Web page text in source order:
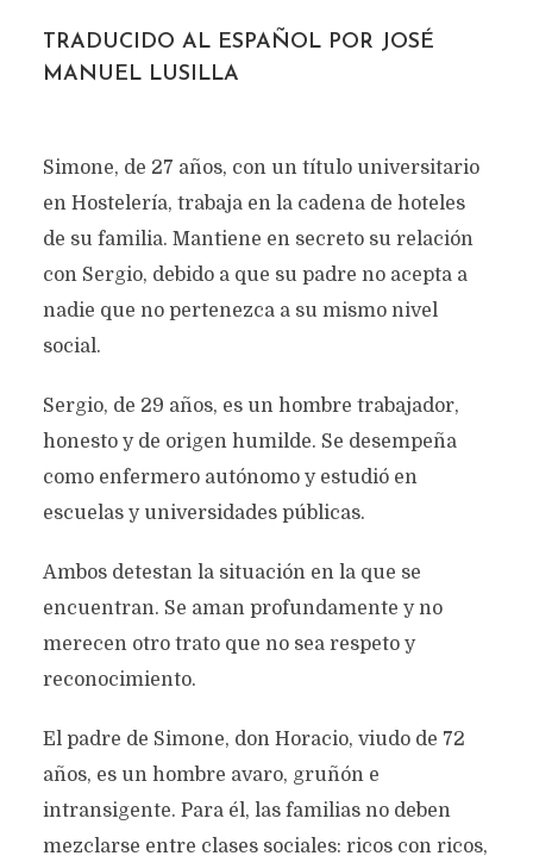
TRADUCIDO AL ESPAÑOL POR JOSÉ
MANUEL LUSILLA
Simone, de 27 años, con un título universitario
en Hostelería, trabaja en la cadena de hoteles
de su familia. Mantiene en secreto su relación
con Sergio, debido a que su padre no acepta a
nadie que no pertenezca a su mismo nivel
social.
Sergio, de 29 años, es un hombre trabajador,
honesto y de origen humilde. Se desempeña
como enfermero autónomo y estudió en
escuelas y universidades públicas.
Ambos detestan la situación en la que se
encuentran. Se aman profundamente y no
merecen otro trato que no sea respeto y
reconocimiento.
El padre de Simone, don Horacio, viudo de 72
años, es un hombre avaro, gruñón e
intransigente. Para él, las familias no deben
mezclarse entre clases sociales: ricos con ricos,